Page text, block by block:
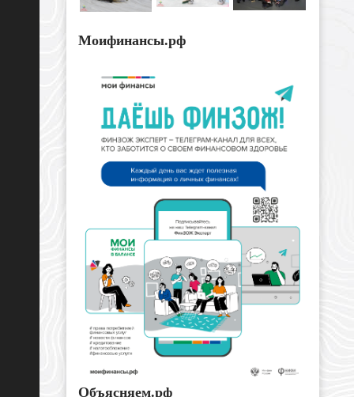
Моифинансы.рф
Объясняем.рф